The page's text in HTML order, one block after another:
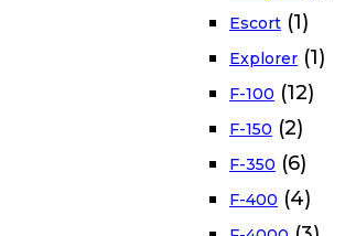
Escort (1)
Explorer (1)
F-100 (12)
F-150 (2)
F-350 (6)
F-400 (4)